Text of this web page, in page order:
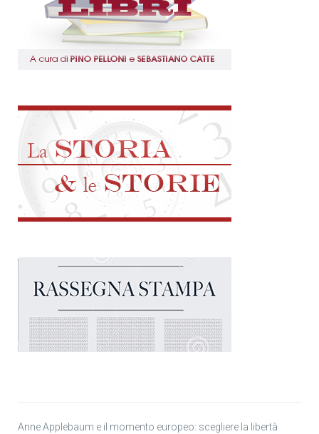
Anne Applebaum e il momento europeo: scegliere la libertà